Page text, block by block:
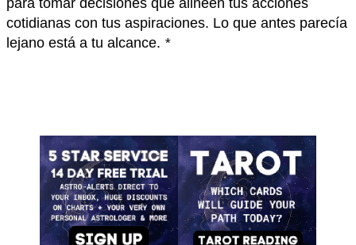
para tomar decisiones que alineen tus acciones
cotidianas con tus aspiraciones. Lo que antes parecía
lejano está a tu alcance. *